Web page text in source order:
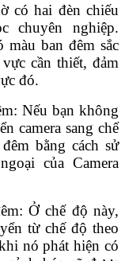
có hai đèn chiếu
chuyên nghiệp.
ban đêm sắc
cần thiết, đảm
đó.
Nếu bạn không
camera sang chế
bằng cách sử
của Camera
Ở chế độ này,
từ chế độ theo
nó phát hiện có